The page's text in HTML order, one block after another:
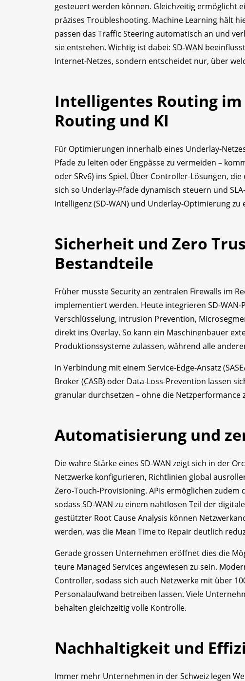
gesteuert werden können. Gleichzeitig ermöglicht
präzises Troubleshooting. Machine Learning hält
passen das Traffic Steering automatisch an und
sie entstehen. Wichtig ist dabei: SD-WAN
Internet-Netzes, sondern entscheidet nur, über
Intelligentes Routing
Routing und KI
Für Optimierungen innerhalb eines Underlay-
Pfade zu leiten oder Engpässe zu vermeiden –
oder SRv6) ins Spiel. Über Controller-Lösungen,
sich so Underlay-Pfade dynamisch steuern und
Intelligenz (SD-WAN) und Underlay-Optimierung
Sicherheit und Zero
Bestandteile
Früher musste Security an zentralen Firewalls im
implementiert werden. Heute integrieren SD-
Verschlüsselung, Intrusion Prevention,
direkt ins Overlay. So kann ein Maschinenbauer
Produktionssysteme zulassen, während alle
In Verbindung mit einem Service-Edge-Ansatz
Broker (CASB) oder Data-Loss-Prevention lassen
granular durchsetzen – ohne die
Automatisierung und
Die wahre Stärke eines SD-WAN zeigt sich in der
Netzwerke konfigurieren, Richtlinien global
Zero-Touch-Provisioning. APIs ermöglichen
sodass SD-WAN zu einem nahtlosen Teil der
gestützter Root Cause Analysis können
werden, was die Mean Time to Repair deutlich
Gerade grossen Unternehmen eröffnet dies die
teure Managed Services angewiesen zu sein.
Controller, sodass sich auch Netzwerke mit über
Personalaufwand betreiben lassen. Viele
behalten gleichzeitig volle Kontrolle.
Nachhaltigkeit und
Immer mehr Unternehmen in der Schweiz legen